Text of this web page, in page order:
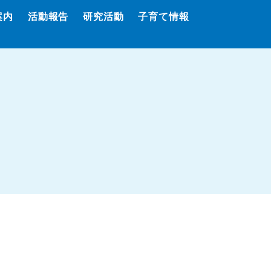
内 活動報告 研究活動
子育て情報